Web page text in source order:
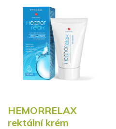
HEMORRELAX
rektální krém